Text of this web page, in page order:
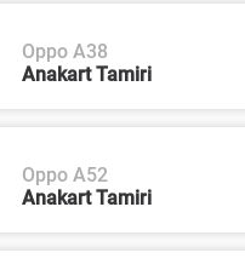
Oppo A38
Anakart Tamiri
Oppo A52
Anakart Tamiri